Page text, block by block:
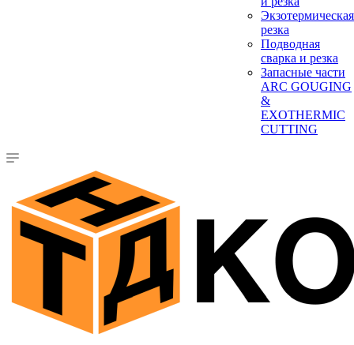
Экзотермическая
резка
Подводная
сварка и резка
Запасные части
ARC GOUGING
&
EXOTHERMIC
CUTTING